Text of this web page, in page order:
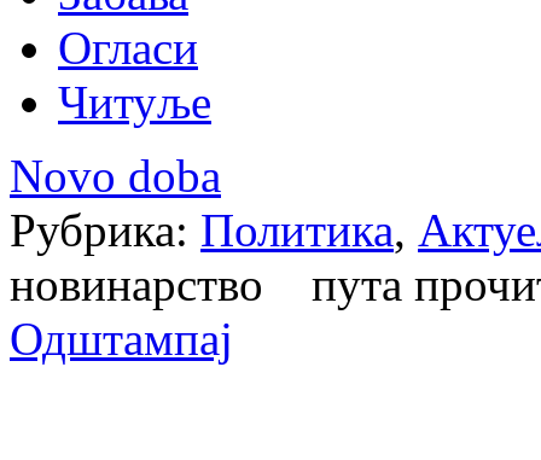
Огласи
Читуље
Novo doba
Рубрика: Политика,
новинарство пута
Одштампај